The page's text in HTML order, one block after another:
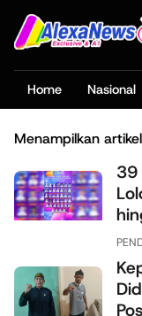
Home Nasional
Menampilkan
39